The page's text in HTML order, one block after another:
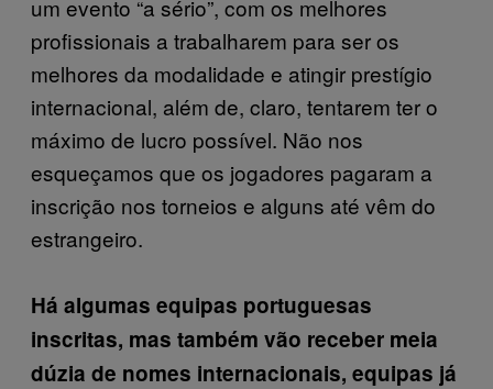
um evento “a sério”, com os melhores
profissionais a trabalharem para ser os
melhores da modalidade e atingir prestígio
internacional, além de, claro, tentarem ter o
máximo de lucro possível. Não nos
esqueçamos que os jogadores pagaram a
inscrição nos torneios e alguns até vêm do
estrangeiro.
Há algumas equipas portuguesas
inscritas, mas também vão receber meia
dúzia de nomes internacionais, equipas já